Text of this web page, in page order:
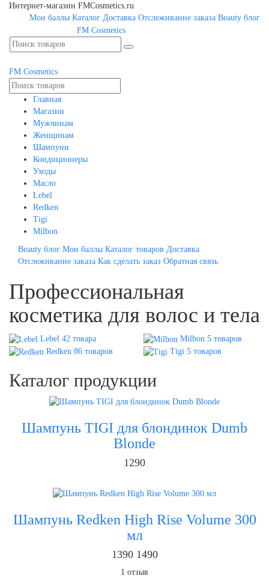
Интернет-магазин FMCosmetics.ru
Мои баллы Каталог Доставка Отслеживание заказа Beauty блог
FMCosmetics
FM Cosmetics
Главная
Магазин
Мужчинам
Женщинам
Шампуни
Кондиционеры
Уходы
Масло
Lebel
Redken
Tigi
Milbon
Beauty блог Мои баллы Каталог товаров Доставка
Отслеживание заказа Как сделать заказ Обратная связь
Профессиональная
косметика для волос и тела
Lebel 42 товара
Milbon 5 товаров
Redken 86 товаров
Tigi 5 товаров
Каталог продукции
Шампунь TIGI для блондинок Dumb
Blonde
1290
Шампунь Redken High Rise Volume 300
мл
1390 1490
1 отзыв